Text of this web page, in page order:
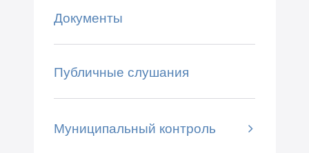
Документы
Публичные слушания
Муниципальный контроль